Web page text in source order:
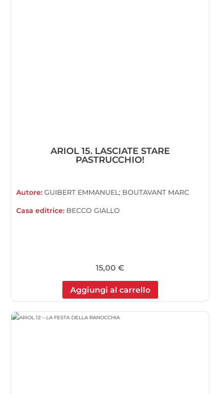
ARIOL 15. LASCIATE STARE
PASTRUCCHIO!
Autore:GUIBERT EMMANUEL; BOUTAVANT MARC
Casa editrice: BECCO GIALLO
15,00 €
Aggiungi al carrello